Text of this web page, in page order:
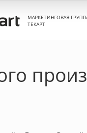
МАРКЕТИНГОВАЯ
ТЕКАРТ